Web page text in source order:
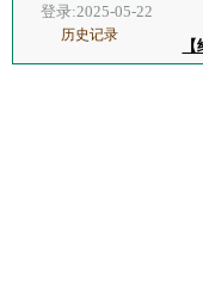
登录:2025-05-22
历史记录